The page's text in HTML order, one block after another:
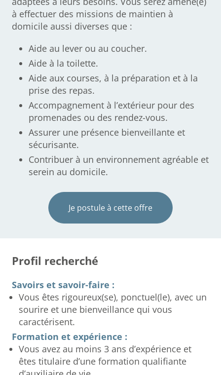
à effectuer des missions de maintien à
domicile aussi diverses que :
Aide au lever ou au coucher.
Aide à la toilette.
Aide aux courses, à la préparation et à la
prise des repas.
Accompagnement à l’extérieur pour des
promenades ou des rendez-vous.
Assurer une présence bienveillante et
sécurisante.
Contribuer à un environnement agréable et
serein au domicile.
Je postule à cette offre
Profil recherché
Savoirs et savoir-faire :
Vous êtes rigoureux(se), ponctuel(le), avec un
sourire et une bienveillance qui vous
caractérisent.
Formation et expérience :
Vous avez au moins 3 ans d’expérience et
êtes titulaire d’une formation qualifiante